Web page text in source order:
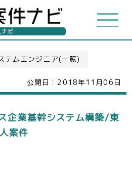
ビ
テムエンジニア(一覧)
公開日： 2018年11月06日
企業基幹システム構築/東
案件